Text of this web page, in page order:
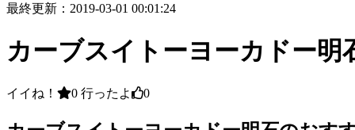
最終更新：2019-03-01 00:01:24
カーブスイトーヨーカドー明
イイね！ 0 行ったよ 0